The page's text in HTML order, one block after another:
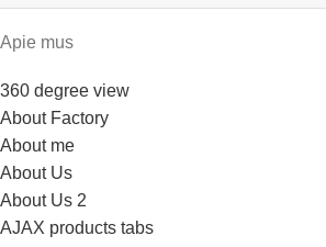
Apie mus
360 degree view
About Factory
About me
About Us
About Us 2
AJAX products tabs